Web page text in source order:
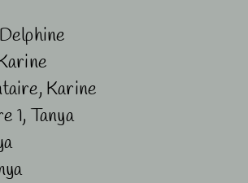
Karine
1, Tanya